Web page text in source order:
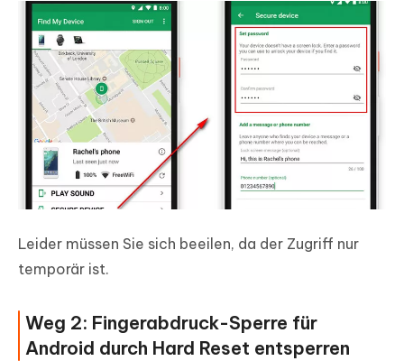
Leider müssen Sie sich beeilen, da der Zugriff nur
temporär ist.
Weg 2: Fingerabdruck-Sperre für
Android durch Hard Reset entsperren